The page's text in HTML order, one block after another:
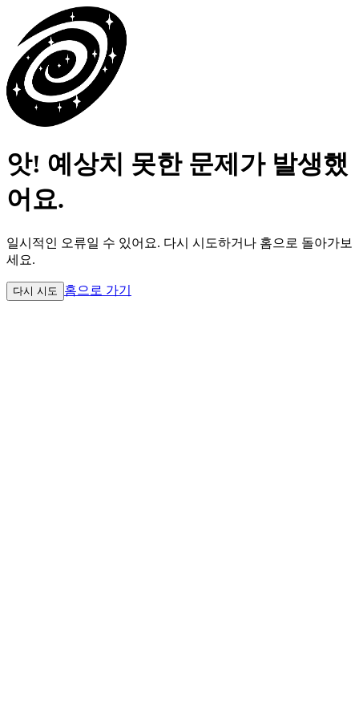
앗! 예상치 못한 문제가 발생했
어요.
일시적인 오류일 수 있어요. 다시 시도하거나 홈으로 돌아가보
세요.
다시 시도 홈으로 가기